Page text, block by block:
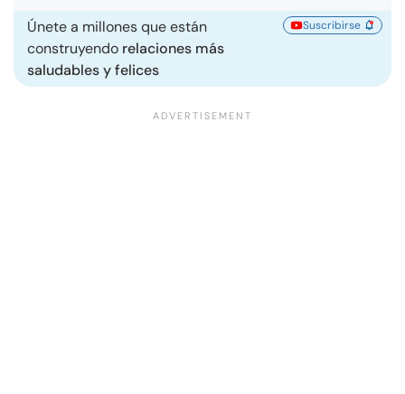
Únete a millones que están
construyendo relaciones más
saludables y felices
Suscribirse